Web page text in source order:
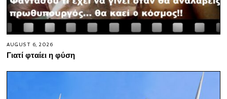
AUGUST 6, 2026
Γιατί φταίει η φύση